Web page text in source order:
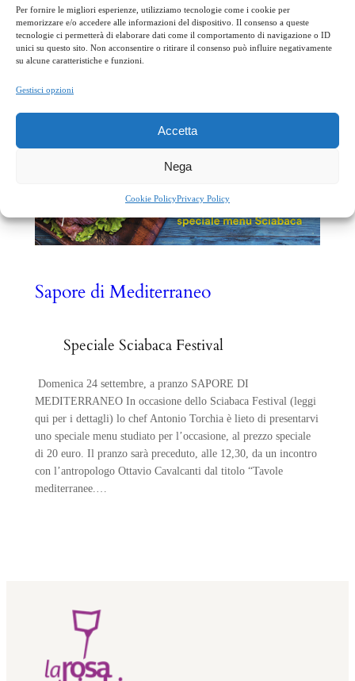
Per fornire le migliori esperienze, utilizziamo tecnologie come i cookie per
memorizzare e/o accedere alle informazioni del dispositivo. Il consenso a queste
tecnologie ci permetterà di elaborare dati come il comportamento di navigazione o ID
unici su questo sito. Non acconsentire o ritirare il consenso può influire negativamente
su alcune caratteristiche e funzioni.
Gestisci opzioni
Accetta
Nega
Cookie PolicyPrivacy Policy
peperoni e cipolla di tropea in Agrodolce Abbinamento: Vino
Rosato Cirò Doc – Cantine Librandi al…
Sapore di Mediterraneo
Speciale Sciabaca Festival
Domenica 24 settembre, a pranzo SAPORE DI
MEDITERRANEO In occasione dello Sciabaca Festival (leggi
qui per i dettagli) lo chef Antonio Torchia è lieto di presentarvi
uno speciale menu studiato per l’occasione, al prezzo speciale
di 20 euro. Il pranzo sarà preceduto, alle 12,30, da un incontro
con l’antropologo Ottavio Cavalcanti dal titolo “Tavole
mediterranee.…